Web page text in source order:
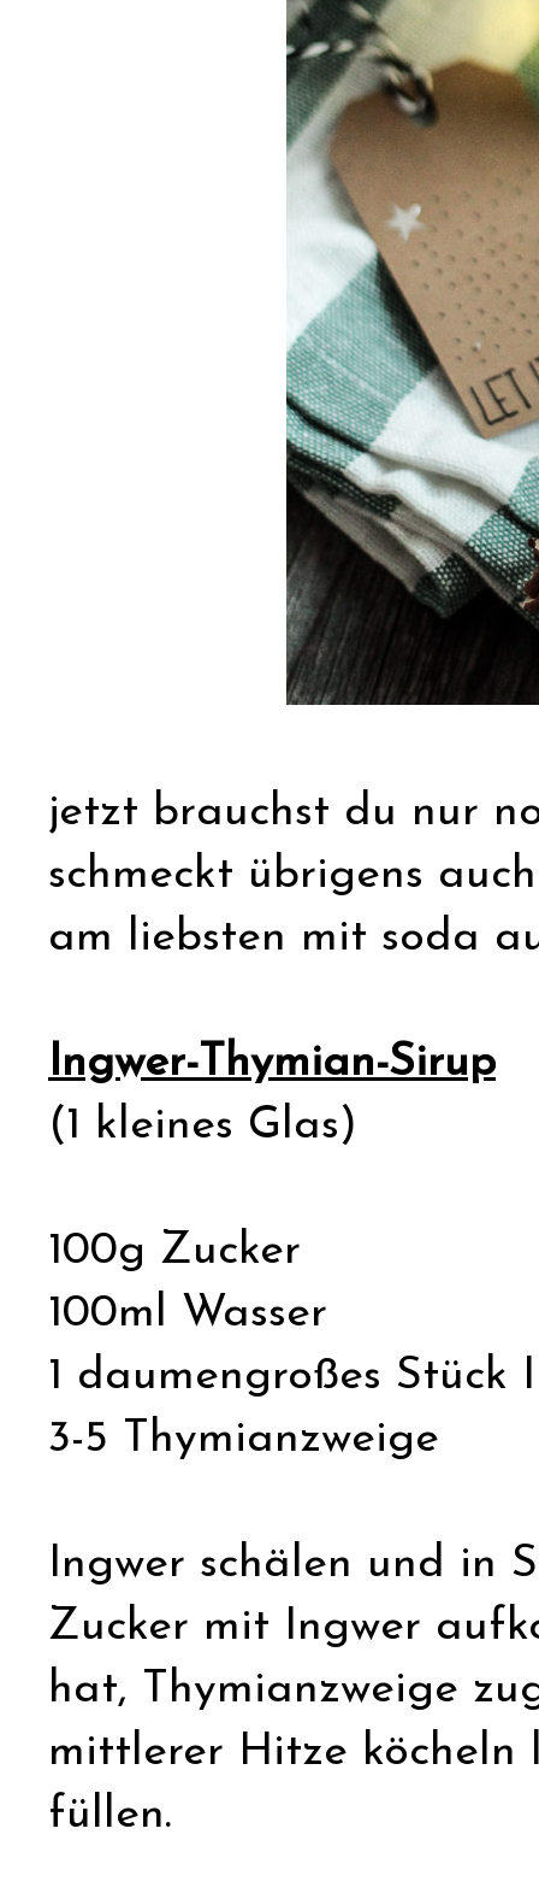
jetzt brauchst du nur
schmeckt übrigens
am liebsten mit soda
Ingwer-Thymian-Sirup
(1 kleines Glas)
100g Zucker
100ml Wasser
1 daumengroßes Stück
3-5 Thymianzweige
Ingwer schälen und in
Zucker mit Ingwer
hat, Thymianzweige
mittlerer Hitze köcheln
füllen.